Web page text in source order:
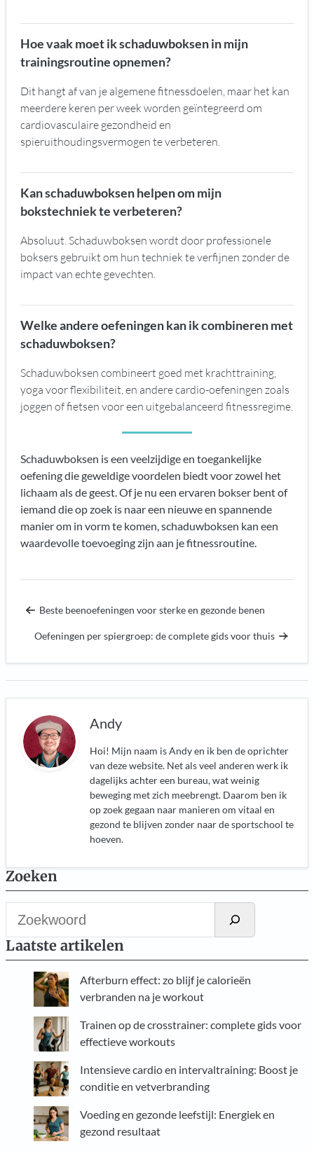
Hoe vaak moet ik schaduwboksen in mijn
trainingsroutine opnemen?
Dit hangt af van je algemene fitnessdoelen, maar het kan
meerdere keren per week worden geïntegreerd om
cardiovasculaire gezondheid en
spieruithoudingsvermogen te verbeteren.
Kan schaduwboksen helpen om mijn
bokstechniek te verbeteren?
Absoluut. Schaduwboksen wordt door professionele
boksers gebruikt om hun techniek te verfijnen zonder de
impact van echte gevechten.
Welke andere oefeningen kan ik combineren met
schaduwboksen?
Schaduwboksen combineert goed met krachttraining,
yoga voor flexibiliteit, en andere cardio-oefeningen zoals
joggen of fietsen voor een uitgebalanceerd fitnessregime.
Schaduwboksen is een veelzijdige en toegankelijke
oefening die geweldige voordelen biedt voor zowel het
lichaam als de geest. Of je nu een ervaren bokser bent of
iemand die op zoek is naar een nieuwe en spannende
manier om in vorm te komen, schaduwboksen kan een
waardevolle toevoeging zijn aan je fitnessroutine.
Beste beenoefeningen voor sterke en gezonde benen
Oefeningen per spiergroep: de complete gids voor thuis
Andy
Hoi! Mijn naam is Andy en ik ben de oprichter
van deze website. Net als veel anderen werk ik
dagelijks achter een bureau, wat weinig
beweging met zich meebrengt. Daarom ben ik
op zoek gegaan naar manieren om vitaal en
gezond te blijven zonder naar de sportschool te
hoeven.
Zoeken
e
Laatste artikelen
Afterburn effect: zo blijf je calorieën
verbranden na je workout
Trainen op de crosstrainer: complete gids voor
effectieve workouts
Intensieve cardio en intervaltraining: Boost je
conditie en vetverbranding
Voeding en gezonde leefstijl: Energiek en
gezond resultaat